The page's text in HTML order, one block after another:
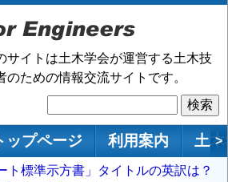
サイトは土木学会が運営する土木技
のための情報交流サイトです。
索
ンップページ 利用案内 土 >
ト標準示方書」タイトルの英訳は？